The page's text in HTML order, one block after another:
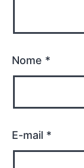
Nome *
E-mail *